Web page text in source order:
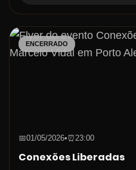
ENCERRADO
📅01/05/2026•⏰23:00
Conexões Liberadas